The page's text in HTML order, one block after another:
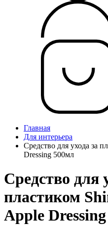
Главная
Для интерьера
Средство для ухода за
Dressing 500мл
Средство для
пластиком
Apple